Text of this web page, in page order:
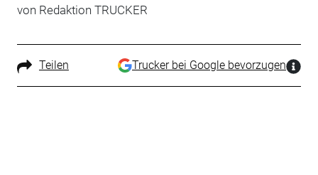
von Redaktion TRUCKER
Teilen Trucker bei Google bevorzugen